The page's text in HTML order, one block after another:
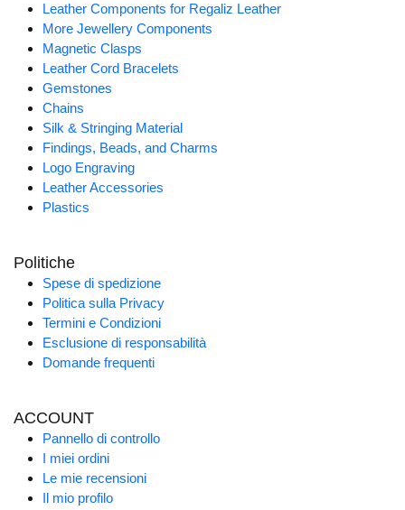
Leather Components for Regaliz Leather
More Jewellery Components
Magnetic Clasps
Leather Cord Bracelets
Gemstones
Chains
Silk & Stringing Material
Findings, Beads, and Charms
Logo Engraving
Leather Accessories
Plastics
Politiche
Spese di spedizione
Politica sulla Privacy
Termini e Condizioni
Esclusione di responsabilità
Domande frequenti
ACCOUNT
Pannello di controllo
I miei ordini
Le mie recensioni
Il mio profilo